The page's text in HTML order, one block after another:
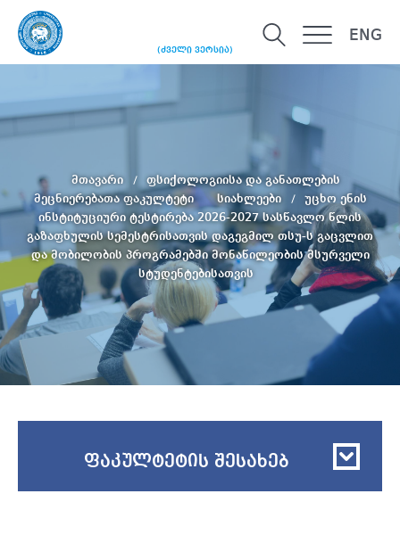
(ძველი ვერსია)
ENG
მთავარი
ფსიქოლოგიისა და განათლების
მეცნიერებათა ფაკულტეტი
სიახლეები
უცხო ენის
ინსტიტუციური ტესტირება 2026-2027 სასწავლო წლის
გაზაფხულის სემესტრისათვის დაგეგმილ თსუ-ს გაცვლით
და მობილობის პროგრამებში მონაწილეობის მსურველი
სტუდენტებისათვის
ფაკულტეტის შესახებ